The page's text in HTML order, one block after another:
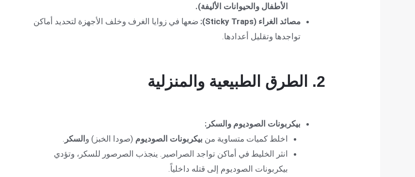
الأطفال والحيوانات الأليفة).
مصائد الغراء (Sticky Traps):
ضعها في زوايا الغرف وخلف الأجهزة لتحديد أماكن
تواجدها وتقليل أعدادها.
2. الطرق الطبيعية والمنزلية
بيكربونات الصوديوم والسكر:
اخلط كميات متساوية من بيكربونات الصوديوم (صودا الخبز) والسكر .
انثر الخليط في أماكن تواجد الصراصير. ينجذب الصرصور للسكر، وتؤدي
بيكربونات الصوديوم إلى قتله داخلياً.